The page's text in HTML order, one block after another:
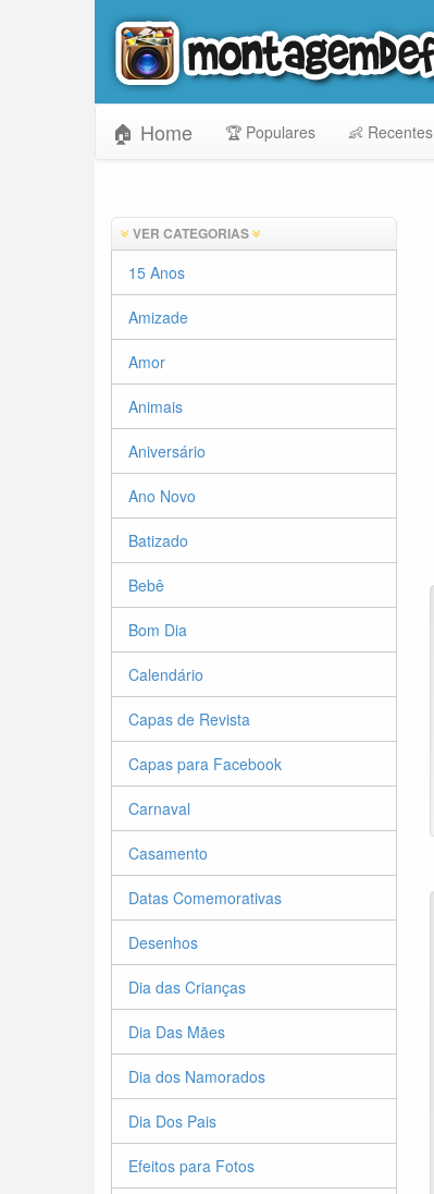
🏠 Home 🏆 Populares 👶 Recentes
VER CATEGORIAS
15 Anos
Amizade
Amor
Animais
Aniversário
Ano Novo
Batizado
Bebê
Bom Dia
Calendário
Capas de Revista
Capas para Facebook
Carnaval
Casamento
Datas Comemorativas
Desenhos
Dia das Crianças
Dia Das Mães
Dia dos Namorados
Dia Dos Pais
Efeitos para Fotos